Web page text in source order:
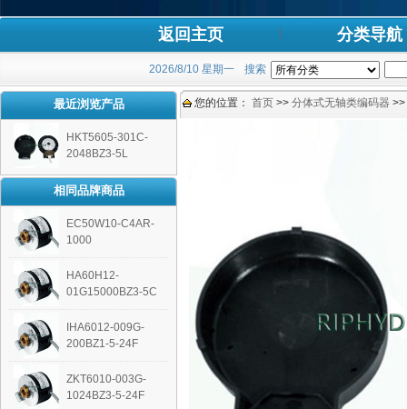
返回主页 分类导航
2026/8/10 星期一 搜索
最近浏览产品
HKT5605-301C-
2048BZ3-5L
相同品牌商品
EC50W10-C4AR-
1000
HA60H12-
01G15000BZ3-5C
IHA6012-009G-
200BZ1-5-24F
ZKT6010-003G-
1024BZ3-5-24F
您的位置： 首页 >> 分体式无轴类编码器 >>